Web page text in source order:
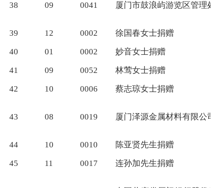
38 09 0041 厦门市鼓浪屿游览区管理处
39 12 0002
徐国春女士捐赠
40
01 0002
妙音女士捐赠
41
09 0052
林莺女士捐赠
42
10 0006 蔡志琼女士捐赠
43 08 0019 厦门泽源金属材料有限公司
44 10 0010
陈亚贤先生捐赠
45
11 0017 连孙加先生捐赠